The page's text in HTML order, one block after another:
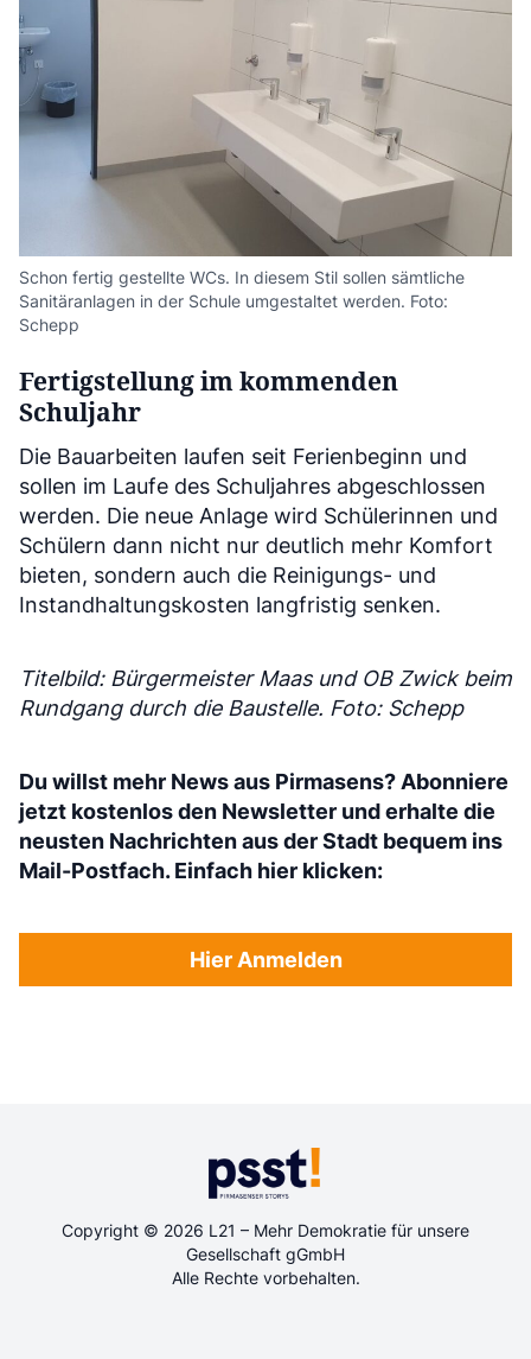
Schon fertig gestellte WCs. In diesem Stil sollen sämtliche
Sanitäranlagen in der Schule umgestaltet werden. Foto:
Schepp
Fertigstellung im kommenden
Schuljahr
Die Bauarbeiten laufen seit Ferienbeginn und
sollen im Laufe des Schuljahres abgeschlossen
werden. Die neue Anlage wird Schülerinnen und
Schülern dann nicht nur deutlich mehr Komfort
bieten, sondern auch die Reinigungs- und
Instandhaltungskosten langfristig senken.
Titelbild: Bürgermeister Maas und OB Zwick beim
Rundgang durch die Baustelle. Foto: Schepp
Du willst mehr News aus Pirmasens? Abonniere
jetzt kostenlos den Newsletter und erhalte die
neusten Nachrichten aus der Stadt bequem ins
Mail-Postfach. Einfach hier klicken:
Hier Anmelden
Copyright © 2026 L21 – Mehr Demokratie für unsere
Gesellschaft gGmbH
Alle Rechte vorbehalten.